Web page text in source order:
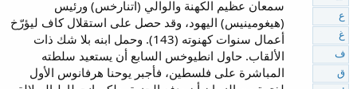
سمعان عظيم الكهنة والوالي (اتنارخس) ورئيس
(هيغومينيس) اليهود، وقد حصل على استقلال كاف ليؤرّخ
أعمال سنوات كهنوته (143). وحمل ابنه بلا شك ذات
الألقاب. حاول انطيوخس السابع أن يستعيد سلطته
المباشرة على فلسطين، فأجبر يوحنا هرفانوس الأول
ع
غ
ف
ق